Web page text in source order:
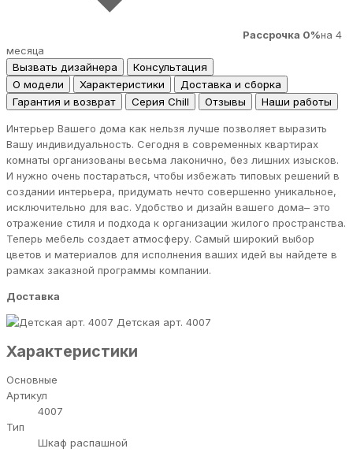
Рассрочка 0%на 4
месяца
Вызвать дизайнера
Консультация
О модели
Характеристики
Доставка и сборка
Гарантия и возврат
Серия Chill Отзывы Наши работы
Интерьер Вашего дома как нельзя лучше позволяет выразить
Вашу индивидуальность. Сегодня в современных квартирах
комнаты организованы весьма лаконично, без лишних изысков.
И нужно очень постараться, чтобы избежать типовых решений в
создании интерьера, придумать нечто совершенно уникальное,
исключительно для вас. Удобство и дизайн вашего дома– это
отражение стиля и подхода к организации жилого пространства.
Теперь мебель создает атмосферу. Самый широкий выбор
цветов и материалов для исполнения ваших идей вы найдете в
рамках заказной программы компании.
Доставка
Детская арт. 4007
Характеристики
Основные
Артикул
4007
Тип
Шкаф распашной